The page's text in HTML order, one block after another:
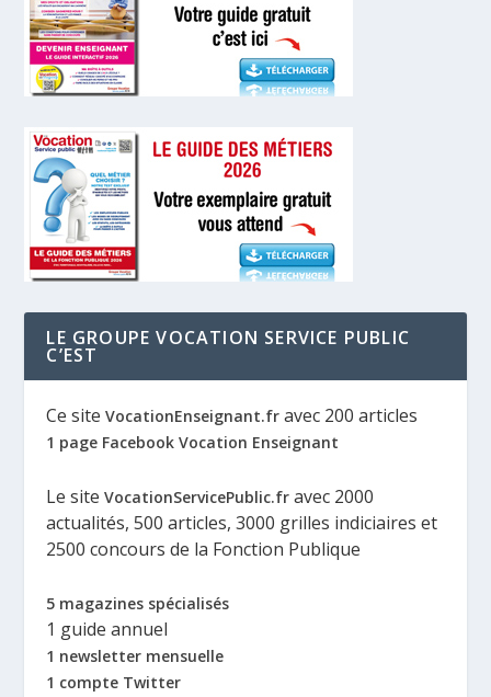
LE GROUPE VOCATION SERVICE PUBLIC
C’EST
Ce siteVocationEnseignant.fr avec 200 articles
1 page Facebook Vocation Enseignant
Le siteVocationServicePublic.fr avec 2000
actualités, 500 articles, 3000 grilles indiciaires et
2500 concours de la Fonction Publique
5 magazines spécialisés
1 guide annuel
1 newsletter mensuelle
1 compte Twitter